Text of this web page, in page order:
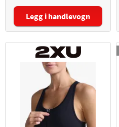
Størrelse:
Legg i handlevogn